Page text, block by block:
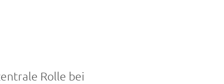
Rolle bei